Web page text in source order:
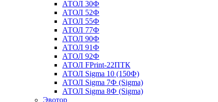
АТОЛ 30Ф
АТОЛ 52Ф
АТОЛ 55Ф
АТОЛ 77Ф
АТОЛ 90Ф
АТОЛ 91Ф
АТОЛ 92Ф
АТОЛ FPrint-22ПТК
АТОЛ Sigma 10 (150Ф)
АТОЛ Sigma 7Ф (Sigma)
АТОЛ Sigma 8Ф (Sigma)
Эвотор